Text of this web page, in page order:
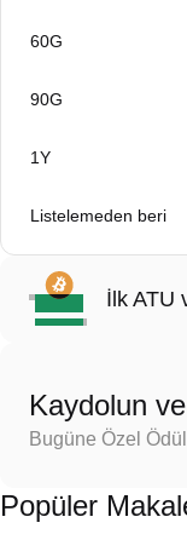
60G
90G
1Y
Listelemeden beri
İlk ATU
Kaydolun
Bugüne Özel
Popüler